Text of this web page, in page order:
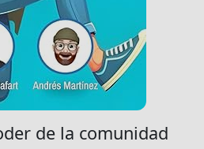
de la comunidad